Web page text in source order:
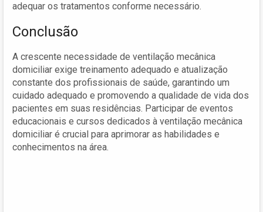
adequar os tratamentos conforme necessário.
Conclusão
A crescente necessidade de ventilação mecânica
domiciliar exige treinamento adequado e atualização
constante dos profissionais de saúde, garantindo um
cuidado adequado e promovendo a qualidade de vida dos
pacientes em suas residências. Participar de eventos
educacionais e cursos dedicados à ventilação mecânica
domiciliar é crucial para aprimorar as habilidades e
conhecimentos na área.